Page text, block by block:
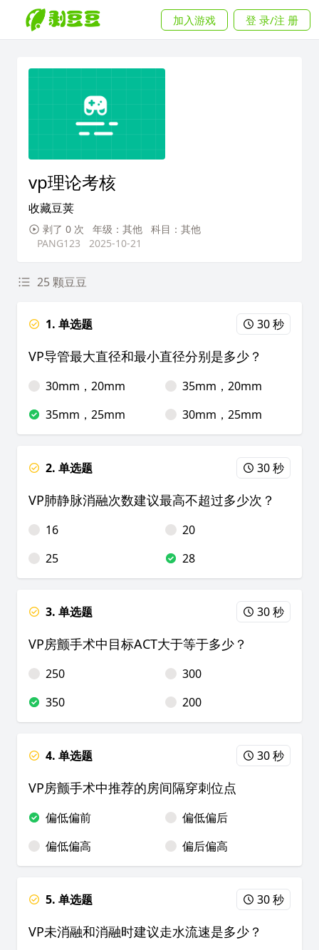
加入游戏 登 录/注 册
vp理论考核
收藏豆荚
剥了 0 次 年级：其他
科目：其他
PANG123
2025-10-21
25 颗豆豆
1. 单选题 30 秒
VP导管最大直径和最小直径分别是多少？
30mm，20mm
35mm，20mm
35mm，25mm
30mm，25mm
2. 单选题 30 秒
VP肺静脉消融次数建议最高不超过多少次？
16
20
25
28
3. 单选题 30 秒
VP房颤手术中目标ACT大于等于多少？
250
300
350
200
4. 单选题 30 秒
VP房颤手术中推荐的房间隔穿刺位点
偏低偏前
偏低偏后
偏低偏高
偏后偏高
5. 单选题 30 秒
VP未消融和消融时建议走水流速是多少？